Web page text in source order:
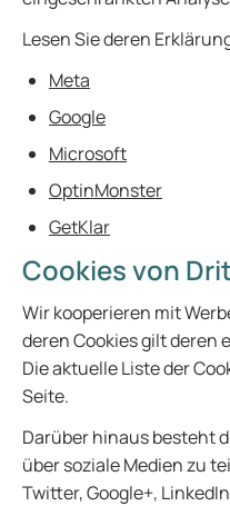
Lesen Sie deren
Meta
Google
Microsoft
OptinMonster
GetKlar
Cookies von
Wir kooperieren mit
deren Cookies gilt
Die aktuelle Liste der
Seite.
Darüber hinaus besteht
über soziale Medien zu
Twitter, Google+,